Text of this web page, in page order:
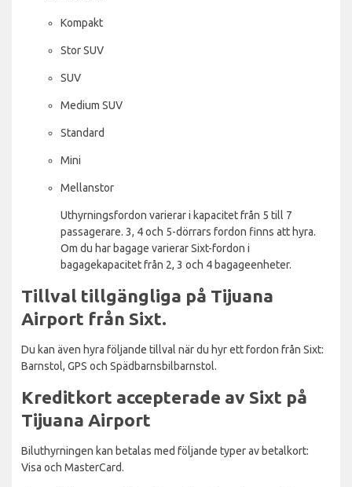
Kompakt
Stor SUV
SUV
Medium SUV
Standard
Mini
Mellanstor
Uthyrningsfordon varierar i kapacitet från 5 till 7
passagerare. 3, 4 och 5-dörrars fordon finns att hyra.
Om du har bagage varierar Sixt-fordon i
bagagekapacitet från 2, 3 och 4 bagageenheter.
Tillval tillgängliga på Tijuana
Airport från Sixt.
Du kan även hyra följande tillval när du hyr ett fordon från Sixt:
Barnstol, GPS och Spädbarnsbilbarnstol.
Kreditkort accepterade av Sixt på
Tijuana Airport
Biluthyrningen kan betalas med följande typer av betalkort:
Visa och MasterCard.